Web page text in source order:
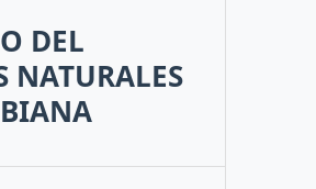
DEL
NATURALES